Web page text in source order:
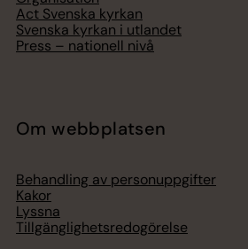
Act Svenska kyrkan
Svenska kyrkan i utlandet
Press – nationell nivå
Om webbplatsen
Behandling av personuppgifter
Kakor
Lyssna
Tillgänglighetsredogörelse